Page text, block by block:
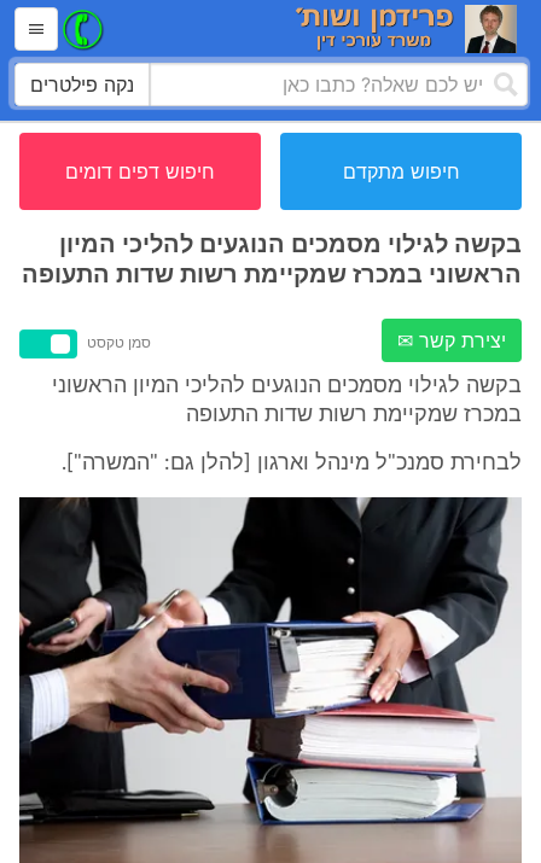
נקה פילטרים
חיפוש מתקדם חיפוש דפים דומים
בקשה לגילוי מסמכים הנוגעים להליכי המיון
הראשוני במכרז שמקיימת רשות שדות התעופה
יצירת קשר ✉ סמן טקסט
בקשה לגילוי מסמכים הנוגעים להליכי המיון הראשוני
במכרז שמקיימת רשות שדות התעופה
לבחירת סמנכ"ל מינהל וארגון [להלן גם: "המשרה"].